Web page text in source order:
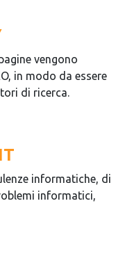
vengono
in modo da essere
di ricerca.
informatiche, di
informatici,